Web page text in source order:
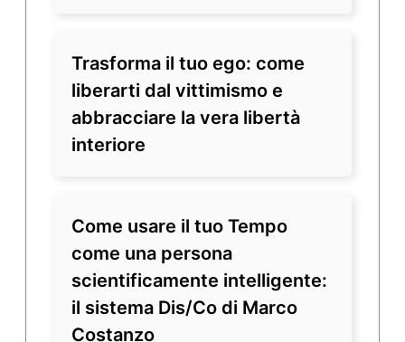
Trasforma il tuo ego: come
liberarti dal vittimismo e
abbracciare la vera libertà
interiore
Come usare il tuo Tempo
come una persona
scientificamente intelligente:
il sistema Dis/Co di Marco
Costanzo